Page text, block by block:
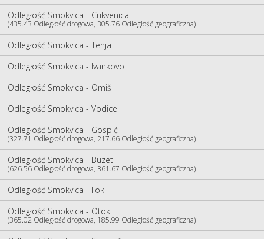
Odległość Smokvica - Crikvenica
(435.43 Odległość drogowa, 305.76 Odległość geograficzna)
Odległość Smokvica - Tenja
Odległość Smokvica - Ivankovo
Odległość Smokvica - Omiš
Odległość Smokvica - Vodice
Odległość Smokvica - Gospić
(327.71 Odległość drogowa, 217.66 Odległość geograficzna)
Odległość Smokvica - Buzet
(626.56 Odległość drogowa, 361.67 Odległość geograficzna)
Odległość Smokvica - Ilok
Odległość Smokvica - Otok
(365.02 Odległość drogowa, 185.99 Odległość geograficzna)